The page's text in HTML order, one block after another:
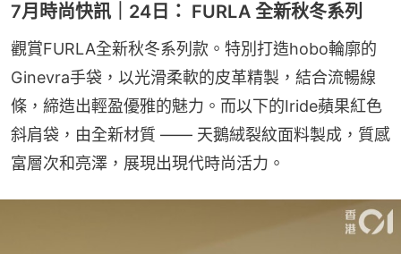
7月時尚快訊｜24日： FURLA 全新秋冬系列
觀賞FURLA全新秋冬系列款。特別打造hobo輪廓的
Ginevra手袋，以光滑柔軟的皮革精製，結合流暢線
條，締造出輕盈優雅的魅力。而以下的Iride蘋果紅色
斜肩袋，由全新材質 —— 天鵝絨裂紋面料製成，質感
富層次和亮澤，展現出現代時尚活力。